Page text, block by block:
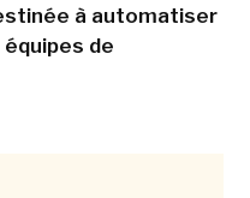
à automatiser
de